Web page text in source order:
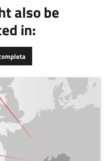
also be
in: